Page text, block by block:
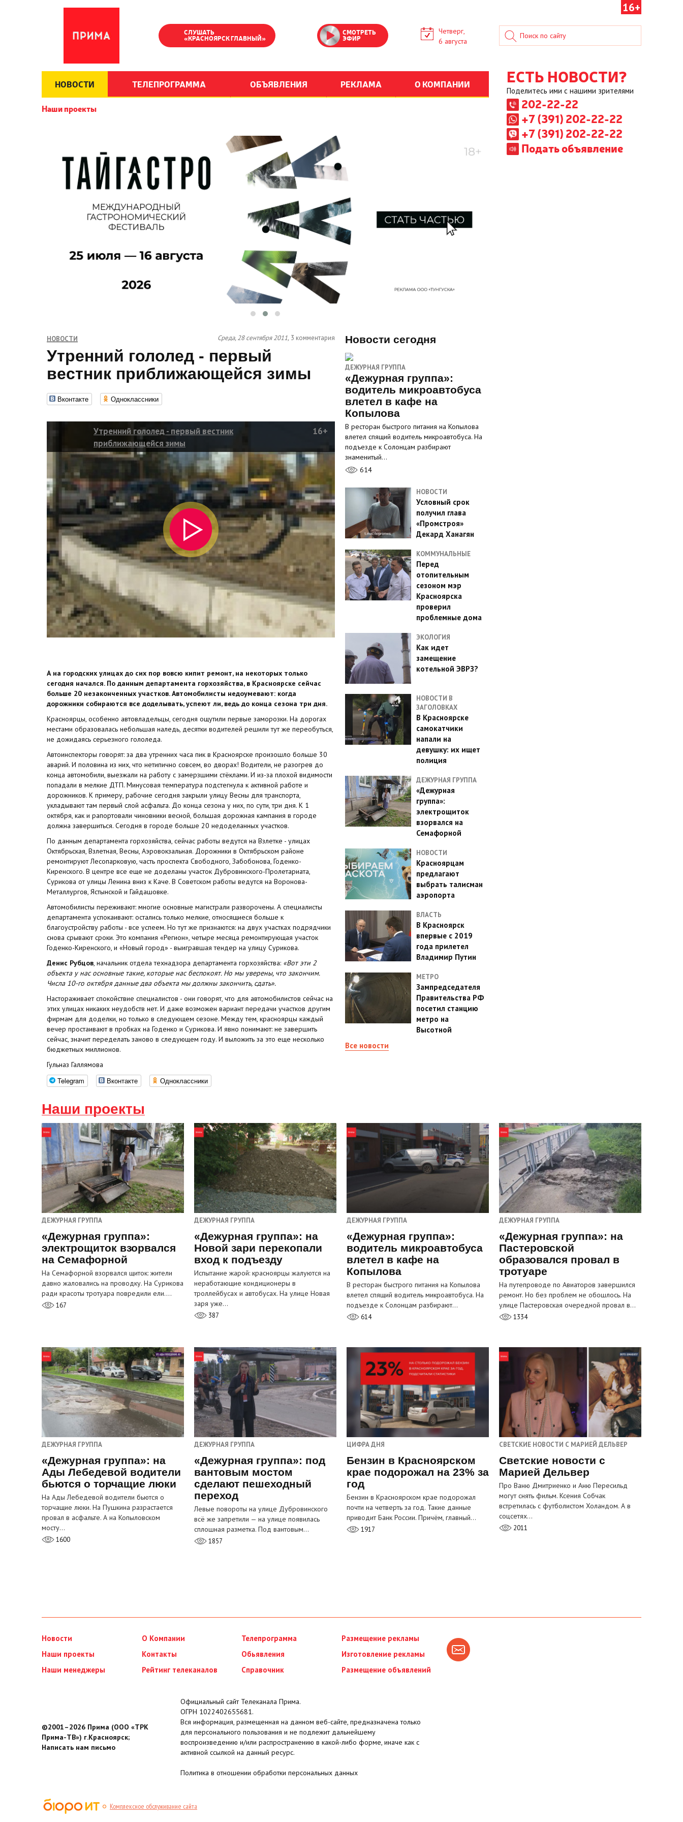
16+
СЛУШАТЬ
«КРАСНОЯРСК ГЛАВНЫЙ»
СМОТРЕТЬ
ЭФИР
Четверг,
6 августа
НОВОСТИ ТЕЛЕПРОГРАММА ОБЪЯВЛЕНИЯ РЕКЛАМА О КОМПАНИИ
Наши проекты
ЕСТЬ НОВОСТИ?
Поделитесь ими с нашими зрителями
202-22-22
+7 (391) 202-22-22
+7 (391) 202-22-22
Подать объявление
НОВОСТИ Среда, 28 сентября 2011, 3 комментария
Утренний гололед - первый
вестник приближающейся зимы
Вконтакте Одноклассники
Утренний гололед - первый вестник
приближающейся зимы
16+
А на городских улицах до сих пор вовсю кипит ремонт, на некоторых только
сегодня начался. По данным департамента горхозяйства, в Красноярске сейчас
больше 20 незаконченных участков. Автомобилисты недоумевают: когда
дорожники собираются все доделывать, успеют ли, ведь до конца сезона три дня.
Красноярцы, особенно автовладельцы, сегодня ощутили первые заморозки. На дорогах
местами образовалась небольшая наледь, десятки водителей решили тут же переобуться,
не дожидаясь серьезного гололеда.
Автоинспекторы говорят: за два утренних часа пик в Красноярске произошло больше 30
аварий. И половина из них, что нетипично совсем, во дворах! Водители, не разогрев до
конца автомобили, выезжали на работу с замерзшими стёклами. И из-за плохой видимости
попадали в мелкие ДТП. Минусовая температура подстегнула к активной работе и
дорожников. К примеру, рабочие сегодня закрыли улицу Весны для транспорта,
укладывают там первый слой асфальта. До конца сезона у них, по сути, три дня. К 1
октября, как и рапортовали чиновники весной, большая дорожная кампания в городе
должна завершиться. Сегодня в городе больше 20 недоделанных участков.
По данным департамента горхозяйства, сейчас работы ведутся на Взлетке - улицах
Октябрьская, Взлетная, Весны, Аэровокзальная. Дорожники в Октябрьском районе
ремонтируют Лесопарковую, часть проспекта Свободного, Забобонова, Годенко-
Киренского. В центре все еще не доделаны участок Дубровинского-Пролетариата,
Сурикова от улицы Ленина вниз к Каче. В Советском работы ведутся на Воронова-
Металлургов, Ястынской и Гайдашовке.
Автомобилисты переживают: многие основные магистрали разворочены. А специалисты
департамента успокаивают: остались только мелкие, относящиеся больше к
благоустройству работы - все успеем. Но тут же признаются: на двух участках подрядчики
снова срывают сроки. Это компания «Регион», четыре месяца ремонтирующая участок
Годенко-Киренского, и «Новый город» - выигравшая тендер на улицу Сурикова.
Денис Рубцов, начальник отдела технадзора департамента горхозяйства: «Вот эти 2
объекта у нас основные такие, которые нас беспокоят. Но мы уверены, что закончим.
Числа 10-го октября данные два объекта мы должны закончить, сдать».
Настораживает спокойствие специалистов - они говорят, что для автомобилистов сейчас на
этих улицах никаких неудобств нет. И даже возможен вариант передачи участков другим
фирмам для доделки, но только в следующем сезоне. Между тем, красноярцы каждый
вечер простаивают в пробках на Годенко и Сурикова. И явно понимают: не завершить
сейчас, значит переделать заново в следующем году. И выложить за это еще несколько
бюджетных миллионов.
Гульназ Галлямова
Telegram Вконтакте Одноклассники
Новости сегодня
ДЕЖУРНАЯ ГРУППА
«Дежурная группа»:
водитель микроавтобуса
влетел в кафе на
Копылова
В ресторан быстрого питания на Копылова
влетел спящий водитель микроавтобуса. На
подъезде к Солонцам разбирают
знаменитый…
614
НОВОСТИ
Условный срок
получил глава
«Промстроя»
Декард Ханагян
КОММУНАЛЬНЫЕ
Перед
отопительным
сезоном мэр
Красноярска
проверил
проблемные дома
ЭКОЛОГИЯ
Как идет
замещение
котельной ЭВРЗ?
НОВОСТИ В
ЗАГОЛОВКАХ
В Красноярске
самокатчики
напали на
девушку: их ищет
полиция
ДЕЖУРНАЯ ГРУППА
«Дежурная
группа»:
электрощиток
взорвался на
Семафорной
НОВОСТИ
Красноярцам
предлагают
выбрать талисман
аэропорта
ВЛАСТЬ
В Красноярск
впервые с 2019
года прилетел
Владимир Путин
МЕТРО
Зампредседателя
Правительства РФ
посетил станцию
метро на
Высотной
Все новости
Наши проекты
ДЕЖУРНАЯ ГРУППА
«Дежурная группа»:
электрощиток взорвался
на Семафорной
На Семафорной взорвался щиток: жители
давно жаловались на проводку. На Сурикова
ради красоты тротуара повредили ели.…
167
ДЕЖУРНАЯ ГРУППА
«Дежурная группа»: на
Новой зари перекопали
вход к подъезду
Испытание жарой: красноярцы жалуются на
неработающие кондиционеры в
троллейбусах и автобусах. На улице Новая
заря уже…
387
ДЕЖУРНАЯ ГРУППА
«Дежурная группа»:
водитель микроавтобуса
влетел в кафе на
Копылова
В ресторан быстрого питания на Копылова
влетел спящий водитель микроавтобуса. На
подъезде к Солонцам разбирают…
614
ДЕЖУРНАЯ ГРУППА
«Дежурная группа»: на
Пастеровской
образовался провал в
тротуаре
На путепроводе по Авиаторов завершился
ремонт. Но без проблем не обошлось. На
улице Пастеровская очередной провал в…
1334
ДЕЖУРНАЯ ГРУППА
«Дежурная группа»: на
Ады Лебедевой водители
бьются о торчащие люки
На Ады Лебедевой водители бьются о
торчащие люки. На Пушкина разрастается
провал в асфальте. А на Копыловском
мосту…
1600
ДЕЖУРНАЯ ГРУППА
«Дежурная группа»: под
вантовым мостом
сделают пешеходный
переход
Левые повороты на улице Дубровинского
всё же запретили — на улице появилась
сплошная разметка. Под вантовым…
1857
ЦИФРА ДНЯ
Бензин в Красноярском
крае подорожал на 23% за
год
Бензин в Красноярском крае подорожал
почти на четверть за год. Такие данные
приводит Банк России. Причём, главный…
1917
СВЕТСКИЕ НОВОСТИ С МАРИЕЙ ДЕЛЬВЕР
Светские новости с
Марией Дельвер
Про Ваню Дмитриенко и Аню Пересильд
могут снять фильм. Ксения Собчак
встретилась с футболистом Холандом. А в
соцсетях…
2011
Новости
Наши проекты
Наши менеджеры
О Компании
Контакты
Рейтинг телеканалов
Телепрограмма
Обьявления
Справочник
Размещение рекламы
Изготовление рекламы
Размещение объявлений
©2001–2026 Прима (ООО «ТРК
Прима-ТВ») г.Красноярск;
Написать нам письмо
Официальный сайт Телеканала Прима.
ОГРН 1022402655681.
Вся информация, размещенная на данном веб-сайте, предназначена только
для персонального пользования и не подлежит дальнейшему
воспроизведению и/или распространению в какой-либо форме, иначе как с
активной ссылкой на данный ресурс.
Политика в отношении обработки персональных данных
Комплексное обслуживание сайта